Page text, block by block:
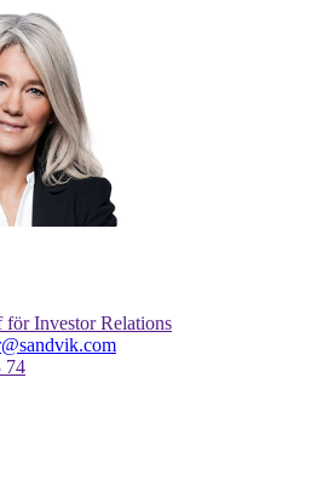
för Investor Relations
74